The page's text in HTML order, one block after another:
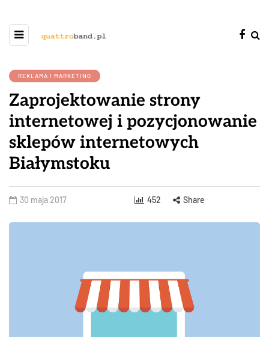
REKLAMA I MARKETING
Zaprojektowanie strony
internetowej i pozycjonowanie
sklepów internetowych
Białymstoku
30 maja 2017 452 Share